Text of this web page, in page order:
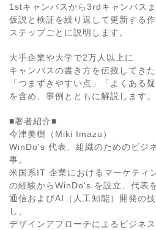
1stキャンバスから3rdキャンバスま
仮説と検証を繰り返して更新する
ステップごとに説明します。
大手企業や大学で2万人以上に
キャンバスの書き方を伝授してきた
「つまずきやすい点」「よくある疑
を含め、事例とともに解説します。
■著者紹介■
今津美樹（Miki Imazu）
WinDo's 代表、組織のためのビジ
事。
米国系IT 企業におけるマーケティ
の経験からWinDo's を設立、代表
通信およびAI（人工知能）開発の
し、
デザインアプローチによるビジネ